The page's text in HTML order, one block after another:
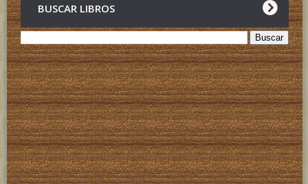
BUSCAR LIBROS